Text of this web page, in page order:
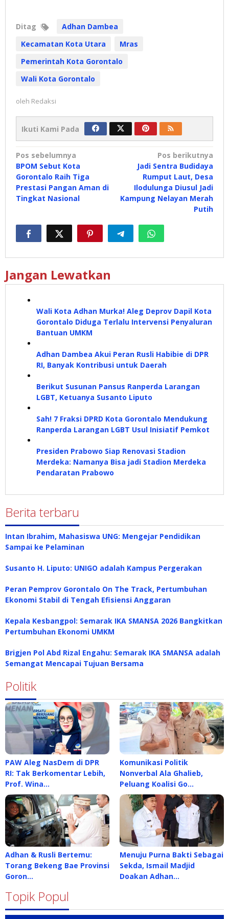
Ditag
Adhan Dambea
Kecamatan Kota Utara
Mras
Pemerintah Kota Gorontalo
Wali Kota Gorontalo
oleh Redaksi
Ikuti Kami Pada
Navigasi
pos
Pos sebelumnya
BPOM Sebut Kota
Gorontalo Raih Tiga
Prestasi Pangan Aman di
Tingkat Nasional
Pos berikutnya
Jadi Sentra Budidaya
Rumput Laut, Desa
Ilodulunga Diusul Jadi
Kampung Nelayan Merah
Putih
Jangan Lewatkan
Wali Kota Adhan Murka! Aleg Deprov Dapil Kota
Gorontalo Diduga Terlalu Intervensi Penyaluran
Bantuan UMKM
Adhan Dambea Akui Peran Rusli Habibie di DPR
RI, Banyak Kontribusi untuk Daerah
Berikut Susunan Pansus Ranperda Larangan
LGBT, Ketuanya Susanto Liputo
Sah! 7 Fraksi DPRD Kota Gorontalo Mendukung
Ranperda Larangan LGBT Usul Inisiatif Pemkot
Presiden Prabowo Siap Renovasi Stadion
Merdeka: Namanya Bisa jadi Stadion Merdeka
Pendaratan Prabowo
Berita terbaru
Intan Ibrahim, Mahasiswa UNG: Mengejar Pendidikan
Sampai ke Pelaminan
Susanto H. Liputo: UNIGO adalah Kampus Pergerakan
Peran Pemprov Gorontalo On The Track, Pertumbuhan
Ekonomi Stabil di Tengah Efisiensi Anggaran
Kepala Kesbangpol: Semarak IKA SMANSA 2026 Bangkitkan
Pertumbuhan Ekonomi UMKM
Brigjen Pol Abd Rizal Engahu: Semarak IKA SMANSA adalah
Semangat Mencapai Tujuan Bersama
Politik
PAW Aleg NasDem di DPR
RI: Tak Berkomentar Lebih,
Prof. Wina…
Komunikasi Politik
Nonverbal Ala Ghalieb,
Peluang Koalisi Go…
Adhan & Rusli Bertemu:
Torang Bekeng Bae Provinsi
Goron…
Menuju Purna Bakti Sebagai
Sekda, Ismail Madjid
Doakan Adhan…
Topik Popul